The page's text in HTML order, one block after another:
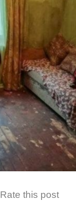
Rate this post